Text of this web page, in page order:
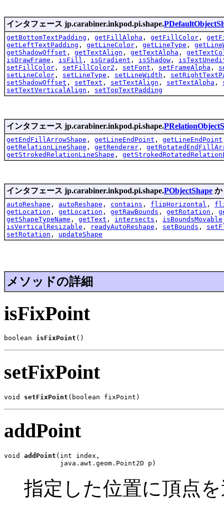
インタフェース jp.carabiner.inkpod.pi.shape.
getBottomTextPadding , getFillAlpha , getFillColor ,
getLeftTextPadding , getLineColor , getLineType ,
getShadowOffset , getTextAlign , getTextAlpha ,
isDrawFrame , isFill , isGradient , isShadow ,
setFillColor , setFillColor2 , setFont , setFrameAlpha ,
setLineColor , setLineType , setLineWidth ,
setShadowOffset , setText , setTextAlign , setTextAlpha ,
setTextVerticalAlign , setTopTextPadding
インタフェース jp.carabiner.inkpod.pi.shape.
getEndFillArrowShape , getLineEndPoint , getLineEndPoint
getRelationLineShape , getRenderer ,
getStrokedRelationLineShape ,
インタフェース jp.carabiner.inkpod.pi.shape.PObjectShape か
autoReshape , autoReshape , contains , flipHorizontal ,
getLocation , getLocation , getRawBounds , getRotation ,
getShapeTypeName , getText , intersects , isBoundsMovable
isVerticalResizable , readyAutoReshape , setBounds ,
setRotation , updateShape
メソッドの詳細
isFixPoint
boolean isFixPoint ()
setFixPoint
void setFixPoint (boolean fixPoint)
addPoint
void addPoint (int index,
              java.awt.geom.Point2D p)
指定した位置に頂点